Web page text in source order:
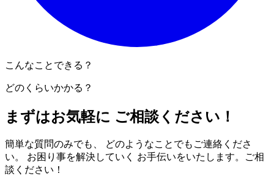
こんなことできる？
どのくらいかかる？
まずはお気軽に ご相談ください！
簡単な質問のみでも、 どのようなことでもご連絡くださ
い。 お困り事を解決していく お手伝いをいたします。ご相
談ください！